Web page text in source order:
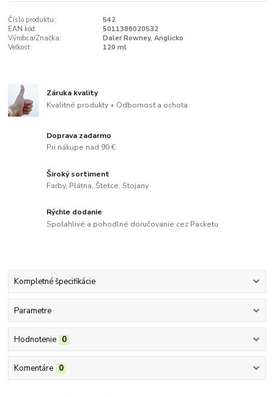
Číslo produktu:
542
EAN kód:
5011386020532
Výrobca/Značka:
Daler Rowney, Anglicko
Veľkosť:
120 ml
Záruka kvality
Kvalitné produkty + Odbornosť a ochota
Doprava zadarmo
Pri nákupe nad 90 €
Široký sortiment
Farby, Plátna, Štetce, Stojany
Rýchle dodanie
Spoľahlivé a pohodlné doručovanie cez Packetu
Kompletné špecifikácie
Parametre
Hodnotenie 0
Komentáre 0